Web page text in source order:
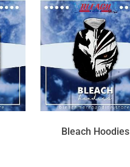
Bleach Hoodies